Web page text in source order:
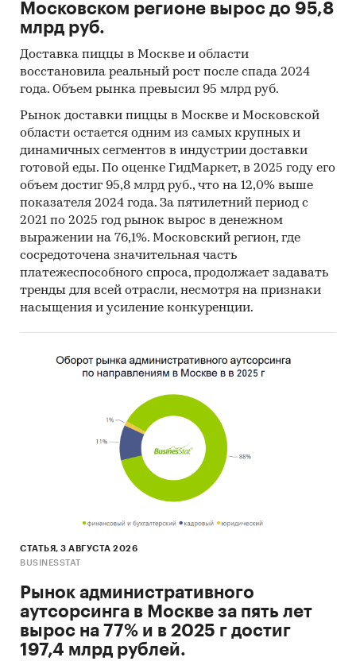
Основной вклад в развитие Московского рынка
вносят предприятия демократичного
fast casual рестораны. В то время как рынок
fine dining заведений стагнирует. По оценке
«Экспресс-Обзор», в 2007 году объем сегмента
премиальных ресторанов на столичном рынке
увеличился на 7,0%, что обусловлено
исключительно инфляцией. В сопоставимых
же ценах объем сегмента уменьшился почти
на 4%.
Предпосылкой такой ситуации является то,
что на протяжении первой половины 1990-х
годов безусловными лидерами рынка были
киоски и палатки, а также дорогие рестораны.
И это точно соответствовало структуре
и очень бедных.
Последовавший продолжительный
экономический рост повысил благосостояние
и жизненный уровень среднего класса,
который начал активного наверстывать
В ближнесрочной перспективе ситуация не
изменится - доля демократичных заведений в
увеличиваться, а сегмент fine dining будет
Исследование рынка общественного питания
Москвы включает 2 части:
Характеристика российского рынка
Московском регионе вырос до 95,8
млрд руб.
Доставка пиццы в Москве и области
восстановила реальный рост после спада 2024
года. Объем рынка превысил 95 млрд руб.
Рынок доставки пиццы в Москве и Московской
области остается одним из самых крупных и
динамичных сегментов в индустрии доставки
готовой еды. По оценке ГидМаркет, в 2025 году его
объем достиг 95,8 млрд руб., что на 12,0% выше
показателя 2024 года. За пятилетний период с
2021 по 2025 год рынок вырос в денежном
выражении на 76,1%. Московский регион, где
сосредоточена значительная часть
платежеспособного спроса, продолжает задавать
тренды для всей отрасли, несмотря на признаки
насыщения и усиление конкуренции.
СТАТЬЯ, 3 АВГУСТА 2026
BUSINESSTAT
Рынок административного
аутсорсинга в Москве за пять лет
вырос на 77% и в 2025 г достиг
197,4 млрд рублей.